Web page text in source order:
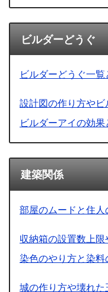
ビルダーどうぐ
ビルダーどうぐ一
設計図の作り方や
ビルダーアイの効果
建築関係
部屋のムードと住
収納箱の設置数上
染色のやり方と染料
城の作り方や壊れた